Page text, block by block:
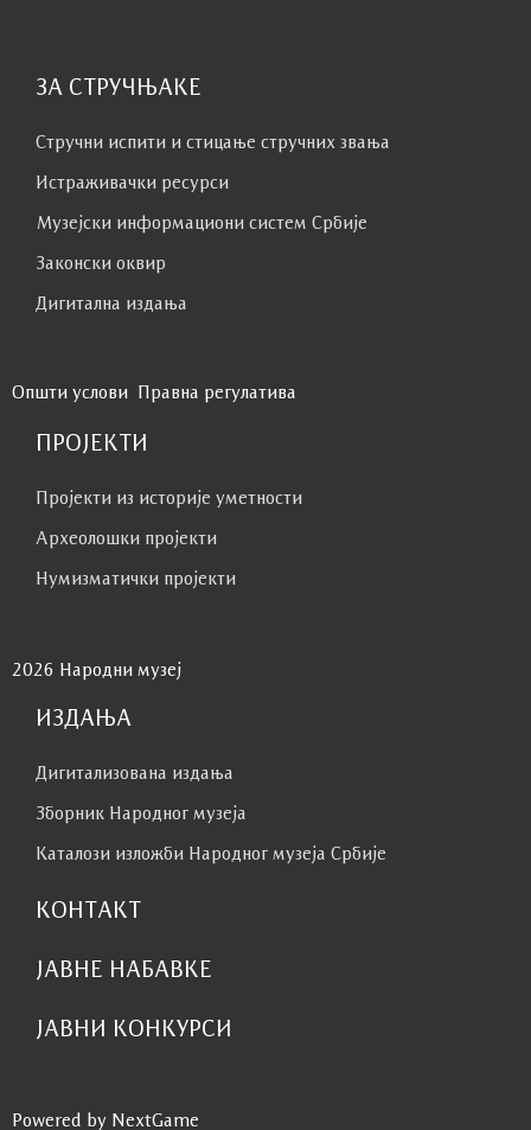
ЗА СТРУЧЊАКЕ
Стручни испити и стицање стручних звања
Истраживачки ресурси
Музејски информациони систем Србије
Законски оквир
Дигитална издања
Општи услови Правна регулатива
ПРОЈЕКТИ
Пројекти из историје уметности
Археолошки пројекти
Нумизматички пројекти
2026 Народни музеј
ИЗДАЊА
Дигитализована издања
Зборник Народног музеја
Каталози изложби Народног музеја Србије
КОНТАКТ
ЈАВНЕ НАБАВКЕ
ЈАВНИ КОНКУРСИ
Powered by NextGame